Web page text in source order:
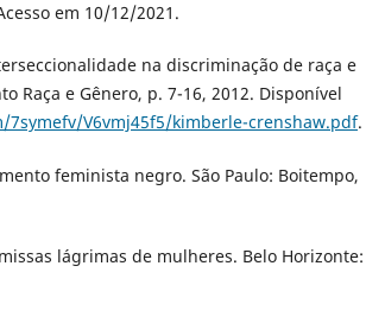
em 10/12/2021.
na discriminação de raça e
Raça e Gênero, p. 7-16, 2012. Disponível
V6vmj45f5/kimberle-crenshaw.pdf.
feminista negro. São Paulo: Boitempo,
lágrimas de mulheres. Belo Horizonte: